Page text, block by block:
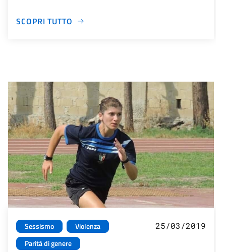
SCOPRI TUTTO
Sessismo
Violenza
Parità di genere
25/03/2019